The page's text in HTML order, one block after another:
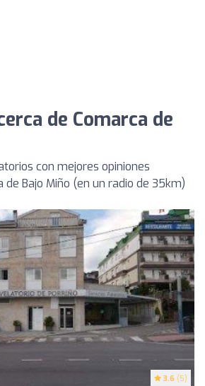
de Comarca de
con mejores opiniones
de Bajo Miño (en un radio de 35km)
3.6 (5)